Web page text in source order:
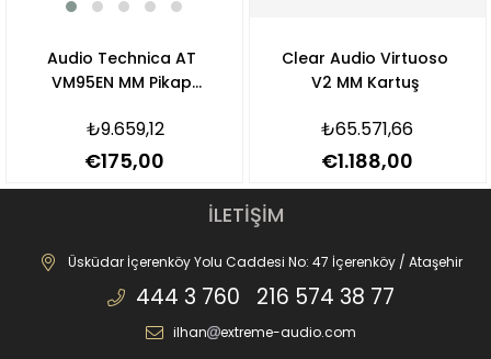
Audio Technica AT
VM95EN MM Pikap
₺9.659,12
€175,00
Clear Audio Virtuoso
V2 MM Kartuş
₺65.571,66
€1.188,00
İLETİŞİM
Üsküdar İçerenköy Yolu Caddesi No: 47 İçerenköy / Ataşehir
444 3 760 216 574 38 77
ilhan extreme-audio.com